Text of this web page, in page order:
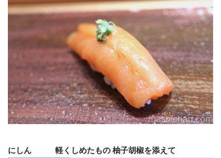
にしん 軽くしめたもの 柚子胡椒を添えて